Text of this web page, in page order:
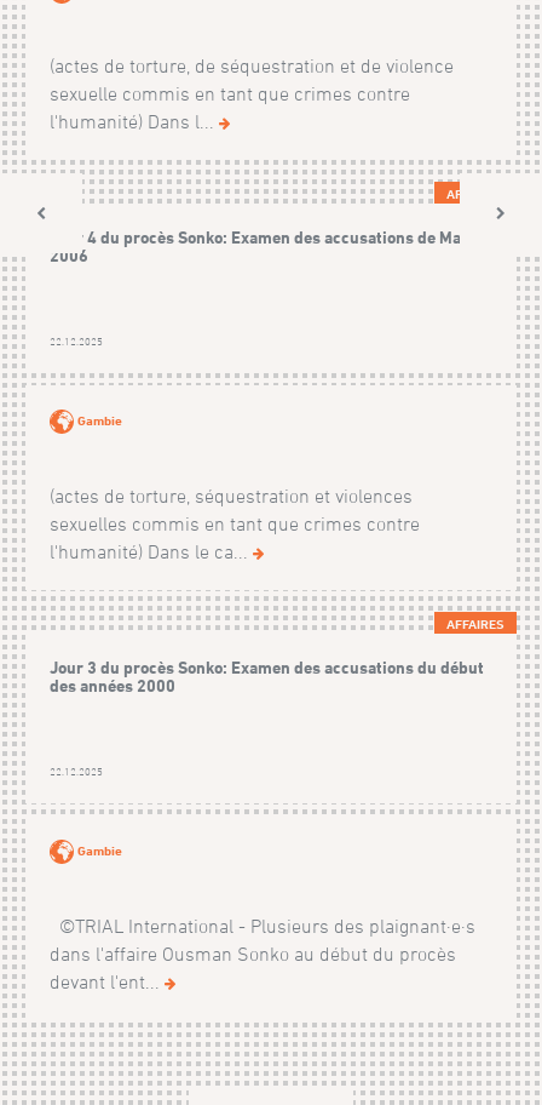
(actes de torture, de séquestration et de violence
sexuelle commis en tant que crimes contre
l'humanité) Dans l...
AFFAIRES
Jour 4 du procès Sonko: Examen des accusations de Mars
2006
22.12.2025
Gambie
(actes de torture, séquestration et violences
sexuelles commis en tant que crimes contre
l'humanité) Dans le ca...
AFFAIRES
Jour 3 du procès Sonko: Examen des accusations du début
des années 2000
22.12.2025
Gambie
©TRIAL International - Plusieurs des plaignant·e·s
dans l'affaire Ousman Sonko au début du procès
devant l'ent...